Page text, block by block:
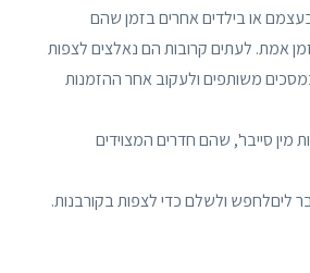
או בילדים אחרים בזמן שהם
אמת. לעתים קרובות הם נאלצים לצפות
משותפים ולעקוב אחר ההזמנות
סייבר', שהם חדרים המצוידים
ליםלחפש ולשלם כדי לצפות בקורבנות.